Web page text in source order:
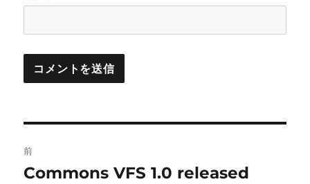
稿
前
前
Commons VFS 1.0 released